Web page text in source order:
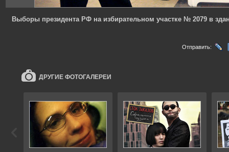
Выборы президента РФ на избирательном участке № 2079 в
Отправить:
ДРУГИЕ ФОТОГАЛЕРЕИ